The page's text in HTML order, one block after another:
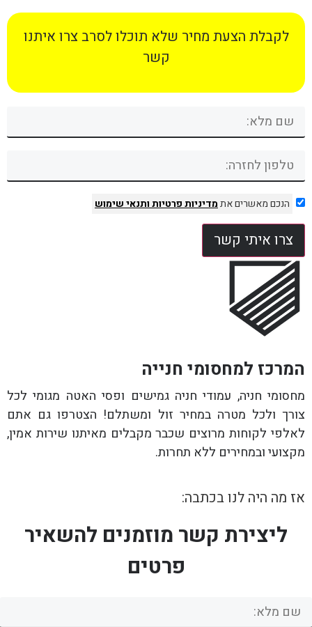
לקבלת הצעת מחיר שלא תוכלו לסרב צרו איתנו
קשר
הנכם מאשרים אתמדיניות פרטיותותנאי שימוש
צרו איתי קשר
המרכז למחסומי חנייה
מחסומי חניה, עמודי חניה גמישים ופסי האטה מגומי לכל
צורך ולכל מטרה במחיר זול ומשתלם! הצטרפו גם אתם
לאלפי לקוחות מרוצים שכבר מקבלים מאיתנו שירות אמין,
מקצועי ובמחירים ללא תחרות.
אז מה היה לנו בכתבה:
ליצירת קשר מוזמנים להשאיר
פרטים